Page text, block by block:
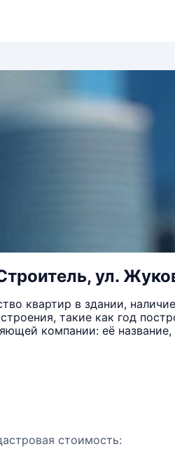
ул.
квартир в здании,
такие как год
компании: её
стоимость: